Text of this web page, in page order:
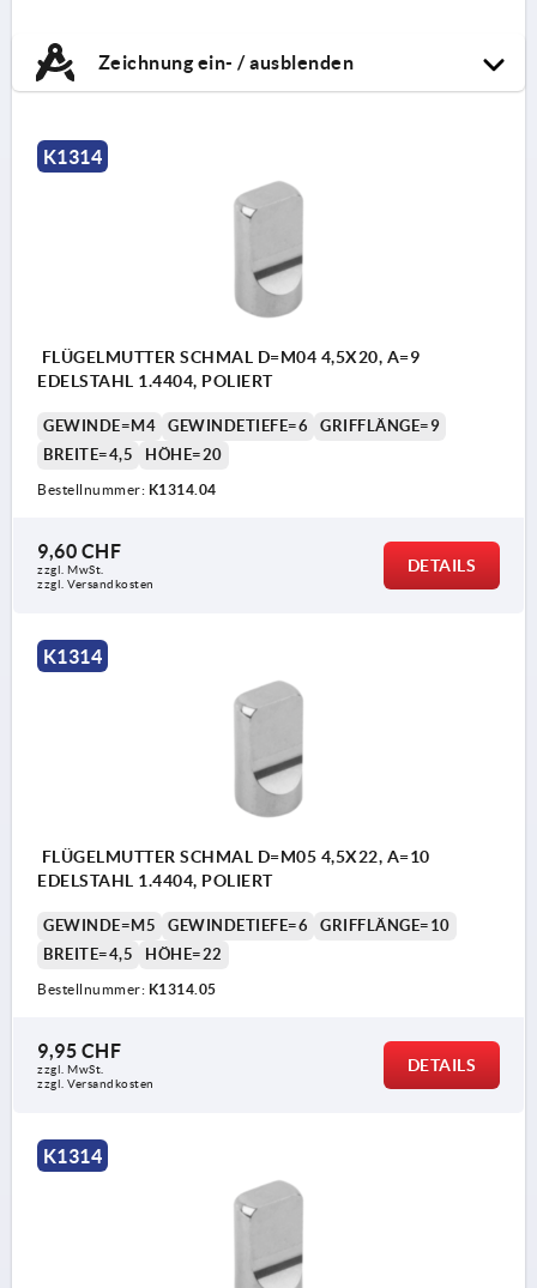
Zeichnung ein- / ausblenden
K1314
FLÜGELMUTTER SCHMAL D=M04 4,5X20, A=9
EDELSTAHL 1.4404, POLIERT
GEWINDE=M4 GEWINDETIEFE=6
GRIFFLÄNGE=9
BREITE=4,5
HÖHE=20
Bestellnummer: K1314.04
9,60 CHF
zzgl. MwSt.
zzgl. Versandkosten
DETAILS
K1314
FLÜGELMUTTER SCHMAL D=M05 4,5X22, A=10
EDELSTAHL 1.4404, POLIERT
GEWINDE=M5 GEWINDETIEFE=6
GRIFFLÄNGE=10
BREITE=4,5
HÖHE=22
Bestellnummer: K1314.05
9,95 CHF
zzgl. MwSt.
zzgl. Versandkosten
DETAILS
K1314